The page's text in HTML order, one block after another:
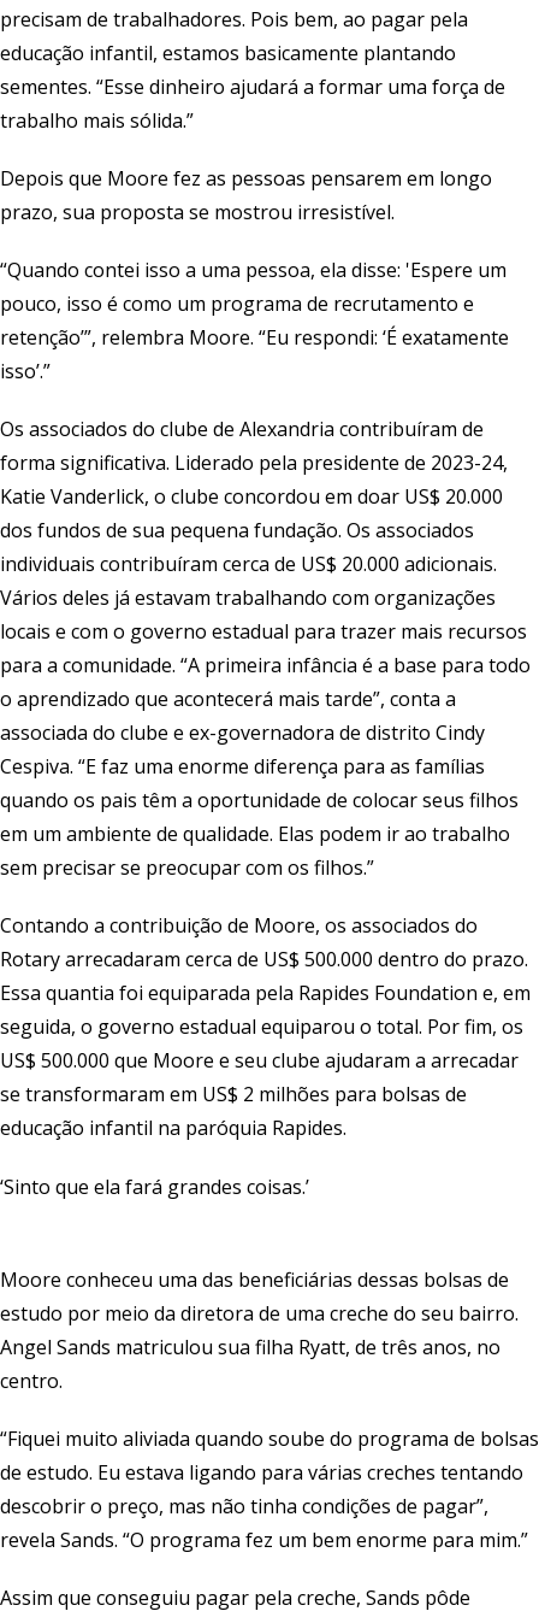
precisam de trabalhadores. Pois bem, ao pagar pela
educação infantil, estamos basicamente plantando
sementes. “Esse dinheiro ajudará a formar uma força de
trabalho mais sólida.”
Depois que Moore fez as pessoas pensarem em longo
prazo, sua proposta se mostrou irresistível.
“Quando contei isso a uma pessoa, ela disse: 'Espere um
pouco, isso é como um programa de recrutamento e
retenção’”, relembra Moore. “Eu respondi: ‘É exatamente
isso’.”
Os associados do clube de Alexandria contribuíram de
forma significativa. Liderado pela presidente de 2023-24,
Katie Vanderlick, o clube concordou em doar US$ 20.000
dos fundos de sua pequena fundação. Os associados
individuais contribuíram cerca de US$ 20.000 adicionais.
Vários deles já estavam trabalhando com organizações
locais e com o governo estadual para trazer mais recursos
para a comunidade. “A primeira infância é a base para todo
o aprendizado que acontecerá mais tarde”, conta a
associada do clube e ex-governadora de distrito Cindy
Cespiva. “E faz uma enorme diferença para as famílias
quando os pais têm a oportunidade de colocar seus filhos
em um ambiente de qualidade. Elas podem ir ao trabalho
sem precisar se preocupar com os filhos.”
Contando a contribuição de Moore, os associados do
Rotary arrecadaram cerca de US$ 500.000 dentro do prazo.
Essa quantia foi equiparada pela Rapides Foundation e, em
seguida, o governo estadual equiparou o total. Por fim, os
US$ 500.000 que Moore e seu clube ajudaram a arrecadar
se transformaram em US$ 2 milhões para bolsas de
educação infantil na paróquia Rapides.
‘Sinto que ela fará grandes coisas.’
Moore conheceu uma das beneficiárias dessas bolsas de
estudo por meio da diretora de uma creche do seu bairro.
Angel Sands matriculou sua filha Ryatt, de três anos, no
centro.
“Fiquei muito aliviada quando soube do programa de bolsas
de estudo. Eu estava ligando para várias creches tentando
descobrir o preço, mas não tinha condições de pagar”,
revela Sands. “O programa fez um bem enorme para mim.”
Assim que conseguiu pagar pela creche, Sands pôde